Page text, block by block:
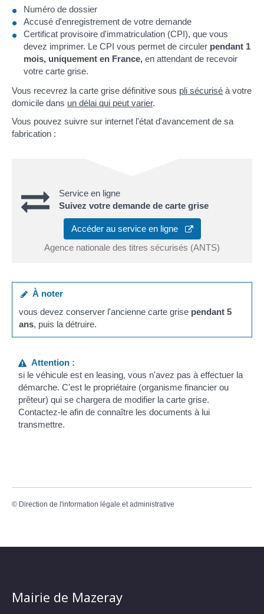
Numéro de dossier
Accusé d'enregistrement de votre demande
Certificat provisoire d'immatriculation (CPI), que vous
devez imprimer. Le CPI vous permet de circuler pendant 1
mois, uniquement en France, en attendant de recevoir
votre carte grise.
Vous recevrez la carte grise définitive sous pli sécurisé à votre
domicile dans un délai qui peut varier.
Vous pouvez suivre sur internet l'état d'avancement de sa
fabrication :
Service en ligne
Suivez votre demande de carte grise
Accéder au service en ligne
Agence nationale des titres sécurisés (ANTS)
À noter
vous devez conserver l'ancienne carte grise pendant 5
ans, puis la détruire.
Attention :
si le véhicule est en leasing, vous n'avez pas à effectuer la
démarche. C'est le propriétaire (organisme financier ou
prêteur) qui se chargera de modifier la carte grise.
Contactez-le afin de connaître les documents à lui
transmettre.
© Direction de l'information légale et administrative
Mairie de Mazeray